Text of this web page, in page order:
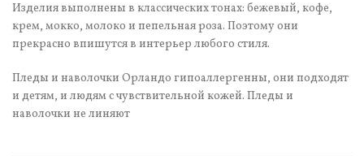
Изделия выполнены в классических тонах: бежевый, кофе,
крем, мокко, молоко и пепельная роза. Поэтому они
прекрасно впишутся в интерьер любого стиля.
Пледы и наволочки Орландо гипоаллергенны, они подходят
и детям, и людям с чувствительной кожей. Пледы и
наволочки не линяют